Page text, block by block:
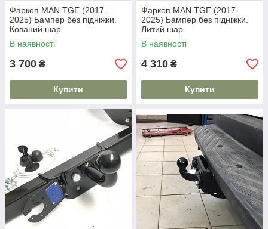
Фаркоп MAN TGE (2017-
2025) Бампер без підніжки.
Кований шар
В наявності
3 700 ₴
Купити
Фаркоп MAN TGE (2017-
2025) Бампер без підніжки.
Литий шар
В наявності
4 310 ₴
Купити